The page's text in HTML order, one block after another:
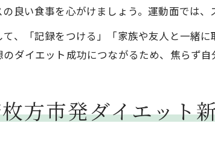
良い食事を心がけましょう。運動面では
、「記録をつける」「家族や友人と一緒
ダイエット成功につながるため、焦らず自
方市発ダイエット